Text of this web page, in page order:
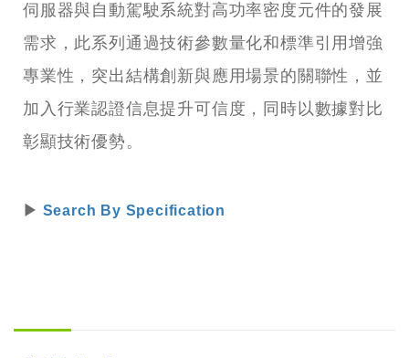
伺服器與自動駕駛系統對高功率密度元件的發展
需求，此系列通過技術參數量化和標準引用增強
專業性，突出結構創新與應用場景的關聯性，並
加入行業認證信息提升可信度，同時以數據對比
彰顯技術優勢。
▶ Search By Specification